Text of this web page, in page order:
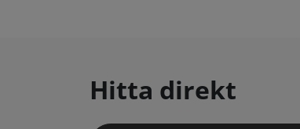
Hitta direkt